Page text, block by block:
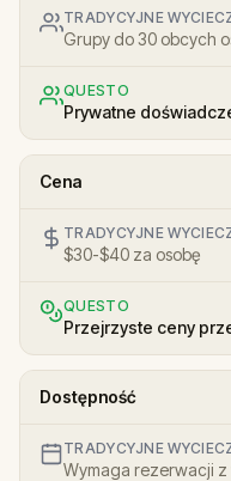
TRADYCYJNE
Grupy do 30 obcych
QUESTO
Prywatne
Cena
TRADYCYJNE
$30-$40 za osobę
QUESTO
Przejrzyste ceny
Dostępność
TRADYCYJNE
Wymaga rezerwacji